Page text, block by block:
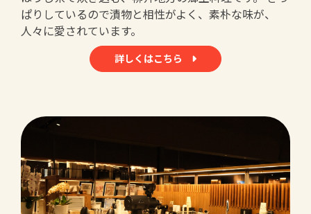
ぱりしているので漬物と相性がよく、素朴な味が、
人々に愛されています。
詳しくはこちら